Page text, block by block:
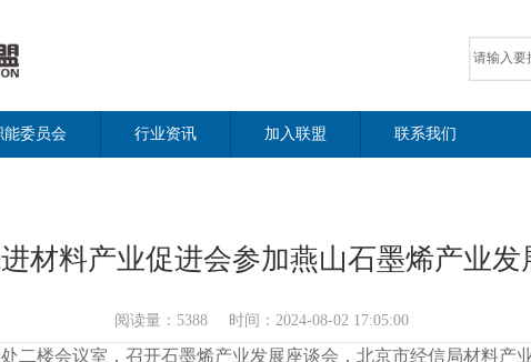
能委员会 行业资讯 加入联盟 联系我们
材料产业促进会参加燕山石墨烯产业发
阅读量： 5388 时间： 2024-08-02 17:05:00
楼会议室，召开石墨烯产业发展座谈会，北京市经信局材料产